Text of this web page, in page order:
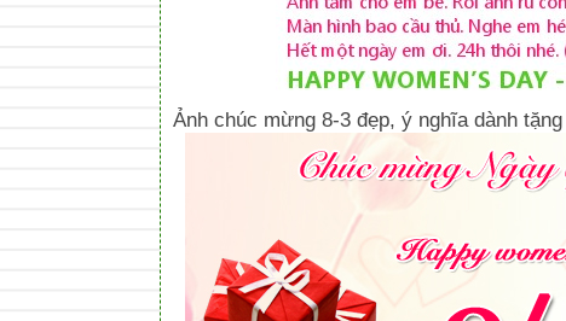
Ảnh chúc mừng 8-3 đẹp, ý nghĩa dành